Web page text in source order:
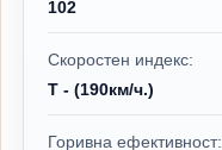
102
Скоростен индекс:
T - (190км/ч.)
Горивна ефективност: